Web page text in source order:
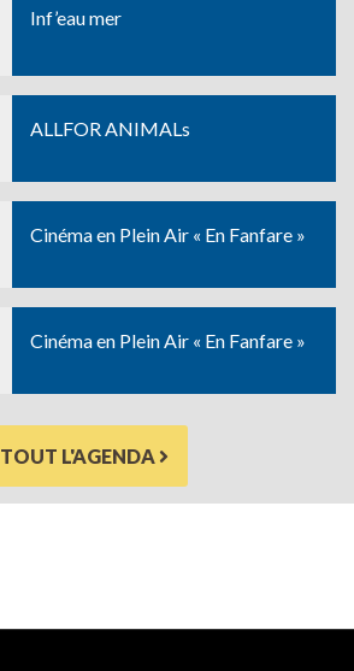
Inf’eau mer
ALLFOR ANIMALs
Cinéma en Plein Air « En Fanfare »
Cinéma en Plein Air « En Fanfare »
TOUT L'AGENDA